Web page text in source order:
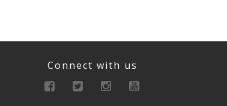
Connect with us